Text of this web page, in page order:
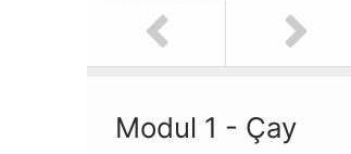
Modul 1 - Çay